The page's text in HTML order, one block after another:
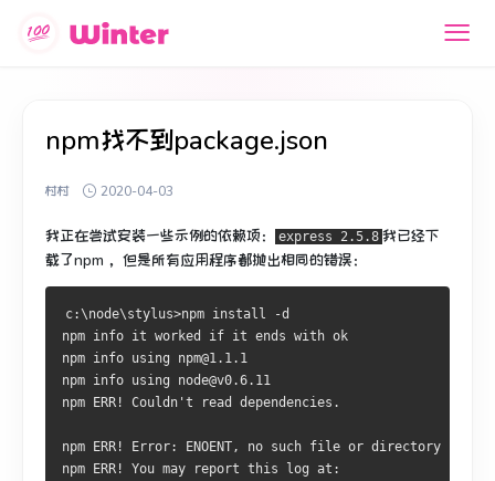
npm找不到package.json
村村 2020-04-03
我正在尝试安装一些示例的依赖项： express 2.5.8 我已经下
载了npm ，但是所有应用程序都抛出相同的错误：
c:\node\stylus>npm install -d
npm info it worked if it ends with ok
npm info using npm@1.1.1
npm info using node@v0.6.11
npm ERR! Couldn't read dependencies.
npm ERR! Error: ENOENT, no such file or directory
npm ERR! You may report this log at: